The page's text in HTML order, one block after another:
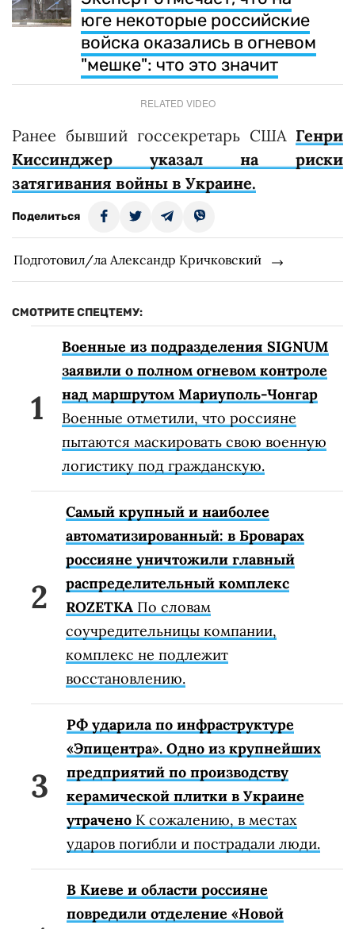
юге некоторые российские
войска оказались в огневом
"мешке": что это значит
RELATED VIDEO
Ранее бывший госсекретарь США Генри
Киссинджер указал на риски
затягивания войны в Украине.
Поделиться
Подготовил/ла Александр Кричковский
СМОТРИТЕ СПЕЦТЕМУ:
Военные из подразделения SIGNUM
заявили о полном огневом контроле
над маршрутом Мариуполь-Чонгар
Военные отметили, что россияне
пытаются маскировать свою военную
логистику под гражданскую.
Самый крупный и наиболее
автоматизированный: в Броварах
россияне уничтожили главный
распределительный комплекс
ROZETKA По словам
соучредительницы компании,
комплекс не подлежит
восстановлению.
РФ ударила по инфраструктуре
«Эпицентра». Одно из крупнейших
предприятий по производству
керамической плитки в Украине
утрачено К сожалению, в местах
ударов погибли и пострадали люди.
В Киеве и области россияне
повредили отделение «Новой